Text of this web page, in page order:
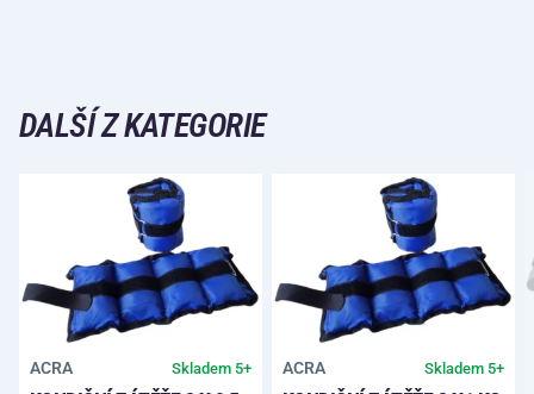
DALŠÍ Z KATEGORIE
ACRA Skladem 5+ ACRA Skladem 5+